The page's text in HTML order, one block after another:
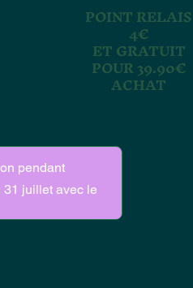
POINT RELAIS
4€
ET GRATUIT
POUR 39.90€
ACHAT